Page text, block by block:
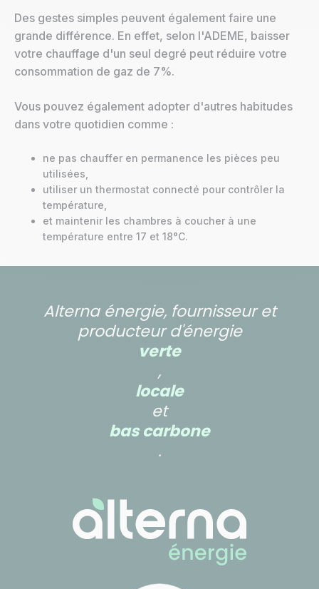
Des gestes simples peuvent également faire une
grande différence. En effet, selon l'ADEME, baisser
votre chauffage d'un seul degré peut réduire votre
consommation de gaz de 7%.
Vous pouvez également adopter d'autres habitudes
dans votre quotidien comme :
ne pas chauffer en permanence les pièces peu
utilisées,
utiliser un thermostat connecté pour contrôler la
température,
et maintenir les chambres à coucher à une
température entre 17 et 18°C.
Alterna énergie, fournisseur et
producteur d'énergie
verte
,
locale
et
bas carbone
.